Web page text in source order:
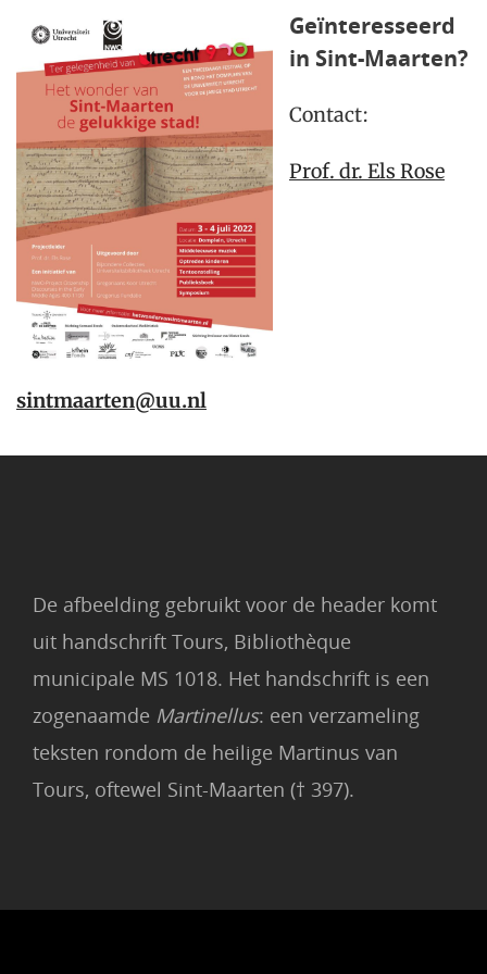
Geïnteresseerd
in Sint-Maarten?
Contact:
Prof. dr. Els Rose
sintmaarten@uu.nl
De afbeelding gebruikt voor de header komt
uit handschrift Tours, Bibliothèque
municipale MS 1018. Het handschrift is een
zogenaamde Martinellus: een verzameling
teksten rondom de heilige Martinus van
Tours, oftewel Sint-Maarten († 397).